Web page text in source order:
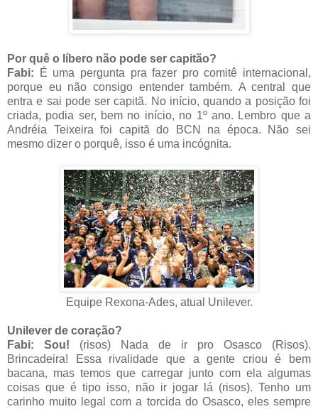
Por quê o líbero não pode ser capitão?
Fabi:
É uma pergunta pra fazer pro comitê internacional,
porque eu não consigo entender também. A central que
entra e sai pode ser capitã. No início, quando a posição foi
criada, podia ser, bem no início, no 1º ano. Lembro que a
Andréia Teixeira foi capitã do BCN na época. Não sei
mesmo dizer o porquê, isso é uma incógnita.
Equipe Rexona-Ades, atual Unilever.
Unilever de coração?
Fabi: Sou! (risos) Nada de ir pro Osasco (Risos).
Brincadeira! Essa rivalidade que a gente criou é bem
bacana, mas temos que carregar junto com ela algumas
coisas que é tipo isso, não ir jogar lá (risos). Tenho um
carinho muito legal com a torcida do Osasco, eles sempre